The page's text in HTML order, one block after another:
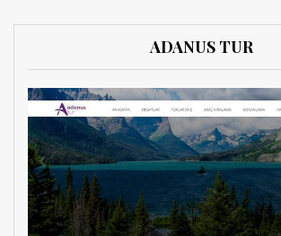
ADANUS TUR